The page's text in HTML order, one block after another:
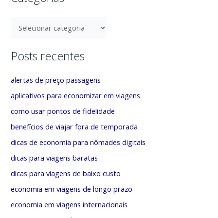
t
g
o
Posts recentes
alertas de preço passagens
aplicativos para economizar em viagens
como usar pontos de fidelidade
benefícios de viajar fora de temporada
dicas de economia para nômades digitais
dicas para viagens baratas
dicas para viagens de baixo custo
economia em viagens de longo prazo
economia em viagens internacionais